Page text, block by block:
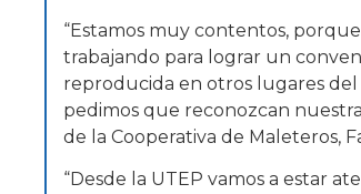
“Estamos muy contentos,
trabajando para lograr un
reproducida en otros lugares del
pedimos que reconozcan
de la Cooperativa de Maleteros,
“Desde la UTEP vamos a estar